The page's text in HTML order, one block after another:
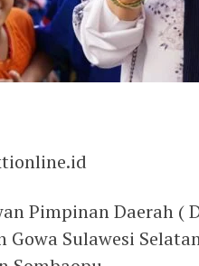
Pimpinan Daerah (
Gowa Sulawesi